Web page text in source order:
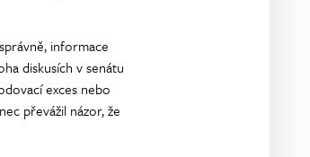
informace
diskusích v senátu
exces nebo
převážil názor, že